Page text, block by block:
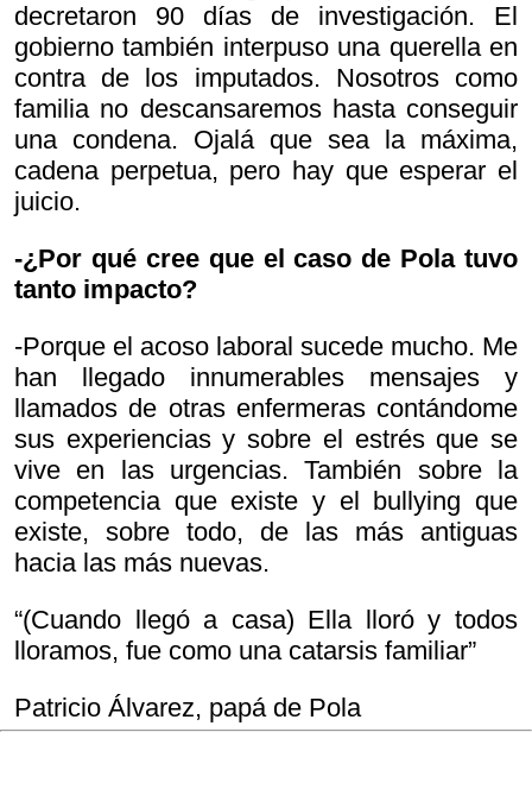
decretaron 90 días de investigación. El
gobierno también interpuso una querella en
contra de los imputados. Nosotros como
familia no descansaremos hasta conseguir
una condena. Ojalá que sea la máxima,
cadena perpetua, pero hay que esperar el
juicio.
-¿Por qué cree que el caso de Pola tuvo
tanto impacto?
-Porque el acoso laboral sucede mucho. Me
han llegado innumerables mensajes y
llamados de otras enfermeras contándome
sus experiencias y sobre el estrés que se
vive en las urgencias. También sobre la
competencia que existe y el bullying que
existe, sobre todo, de las más antiguas
hacia las más nuevas.
“(Cuando llegó a casa) Ella lloró y todos
lloramos, fue como una catarsis familiar”
Patricio Álvarez, papá de Pola